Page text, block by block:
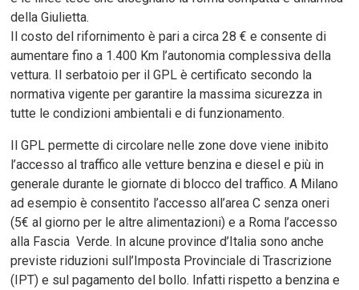
della Giulietta.
Il costo del rifornimento è pari a circa 28 € e consente di
aumentare fino a 1.400 Km l’autonomia complessiva della
vettura. Il serbatoio per il GPL è certificato secondo la
normativa vigente per garantire la massima sicurezza in
tutte le condizioni ambientali e di funzionamento.
Il GPL permette di circolare nelle zone dove viene inibito
l’accesso al traffico alle vetture benzina e diesel e più in
generale durante le giornate di blocco del traffico. A Milano
ad esempio è consentito l’accesso all’area C senza oneri
(5€ al giorno per le altre alimentazioni) e a Roma l’accesso
alla Fascia Verde. In alcune province d’Italia sono anche
previste riduzioni sull’Imposta Provinciale di Trascrizione
(IPT) e sul pagamento del bollo. Infatti rispetto a benzina e